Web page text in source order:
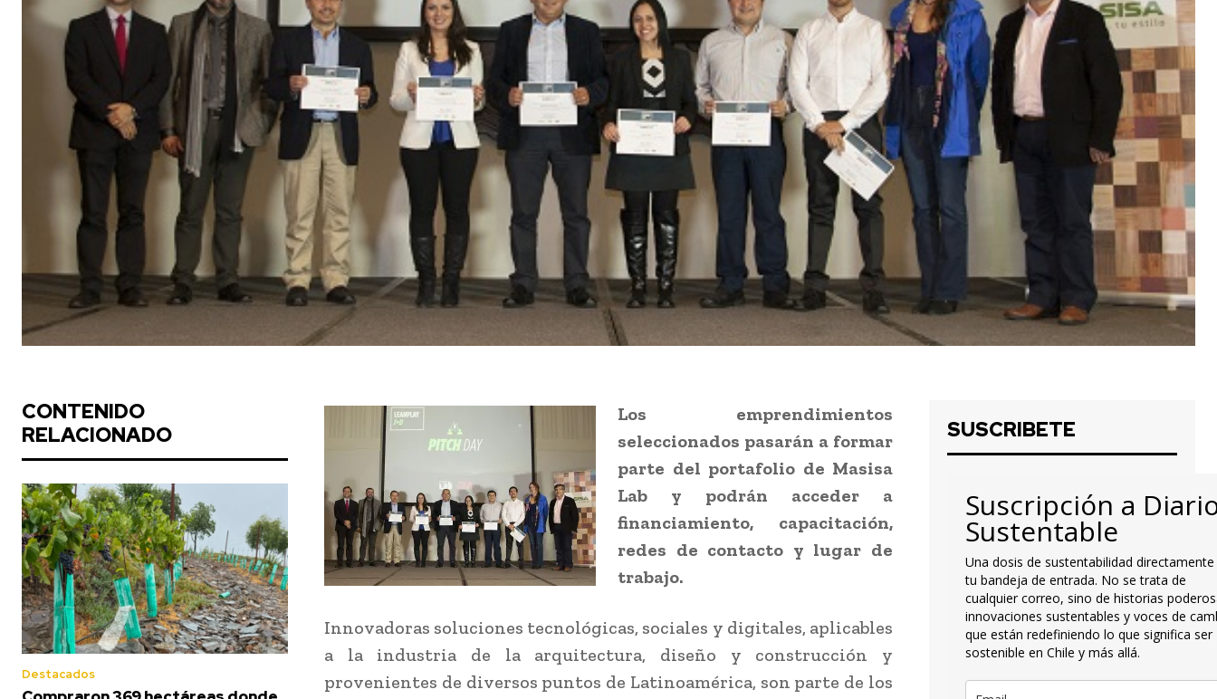
CONTENIDO
RELACIONADO
Destacados
Los emprendimientos
seleccionados pasarán a formar
parte del portafolio de Masisa
Lab y podrán acceder a
financiamiento, capacitación,
redes de contacto y lugar de
trabajo.
Innovadoras soluciones tecnológicas, sociales y digitales, aplicables
a la industria de la arquitectura, diseño y construcción y
provenientes de diversos puntos de Latinoamérica, son parte de los
SUSCRIBETE
Suscripción a
Sustentable
Una dosis de sustentabilidad
tu bandeja de entrada. No se trata de
cualquier correo, sino de historias
innovaciones sustentables y voces de
que están redefiniendo lo que significa ser
sostenible en Chile y más allá.